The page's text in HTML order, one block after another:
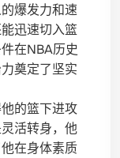
爆发力和速
迅速切入篮
在NBA历史
奠定了坚实
的篮下进攻
活转身，他
在身体素质